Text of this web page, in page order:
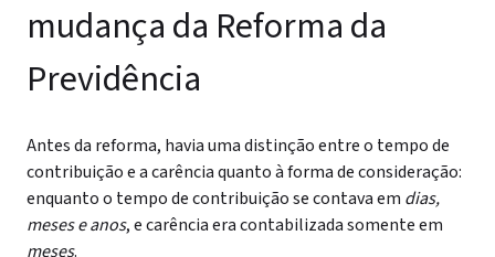
mudança da Reforma da
Previdência
Antes da reforma, havia uma distinção entre o tempo de
contribuição e a carência quanto à forma de consideração:
enquanto o tempo de contribuição se contava em dias,
meses e anos, e carência era contabilizada somente em
meses.